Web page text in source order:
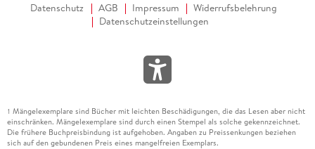
Datenschutz AGB Impressum
Widerrufsbelehrung
Datenschutzeinstellungen
1 Mängelexemplare sind Bücher mit leichten Beschädigungen, die das Lesen aber nicht
einschränken. Mängelexemplare sind durch einen Stempel als solche gekennzeichnet.
Die frühere Buchpreisbindung ist aufgehoben. Angaben zu Preissenkungen beziehen
sich auf den gebundenen Preis eines mangelfreien Exemplars.